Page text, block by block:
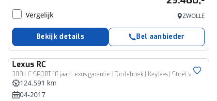
Vergelijk ZWOLLE
Bekijk details Bel aanbieder
Lexus RC
300h F SPORT 10 jaar Lexus garantie | Dodehoek | Keyless | Stoel vent.
124.591 km
04-2017